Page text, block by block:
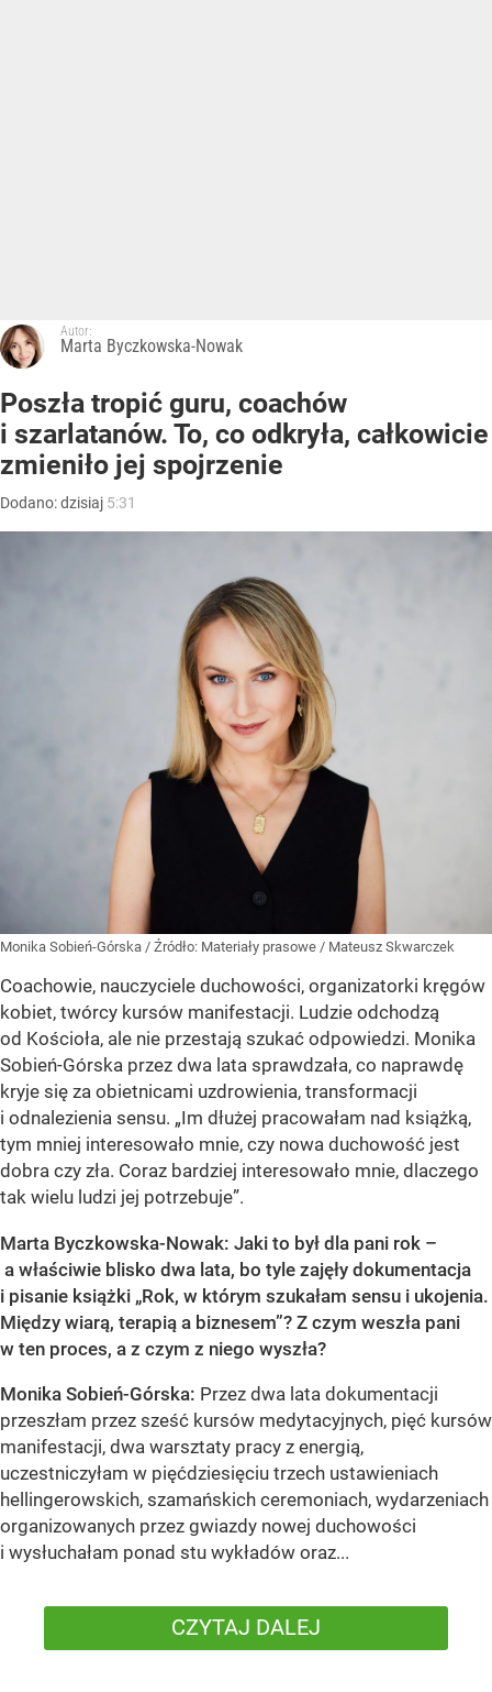
Autor:
Marta Byczkowska-Nowak
Poszła tropić guru, coachów
i szarlatanów. To, co odkryła, całkowicie
zmieniło jej spojrzenie
Dodano:dzisiaj 5:31
Monika Sobień-Górska / Źródło: Materiały prasowe / Mateusz Skwarczek
Coachowie, nauczyciele duchowości, organizatorki kręgów
kobiet, twórcy kursów manifestacji. Ludzie odchodzą
od Kościoła, ale nie przestają szukać odpowiedzi. Monika
Sobień-Górska przez dwa lata sprawdzała, co naprawdę
kryje się za obietnicami uzdrowienia, transformacji
i odnalezienia sensu. „Im dłużej pracowałam nad książką,
tym mniej interesowało mnie, czy nowa duchowość jest
dobra czy zła. Coraz bardziej interesowało mnie, dlaczego
tak wielu ludzi jej potrzebuje”.
Marta Byczkowska-Nowak: Jaki to był dla pani rok –
a właściwie blisko dwa lata, bo tyle zajęły dokumentacja
i pisanie książki „Rok, w którym szukałam sensu i ukojenia.
Między wiarą, terapią a biznesem”? Z czym weszła pani
w ten proces, a z czym z niego wyszła?
Monika Sobień-Górska: Przez dwa lata dokumentacji
przeszłam przez sześć kursów medytacyjnych, pięć kursów
manifestacji, dwa warsztaty pracy z energią,
uczestniczyłam w pięćdziesięciu trzech ustawieniach
hellingerowskich, szamańskich ceremoniach, wydarzeniach
organizowanych przez gwiazdy nowej duchowości
i wysłuchałam ponad stu wykładów oraz...
CZYTAJ DALEJ